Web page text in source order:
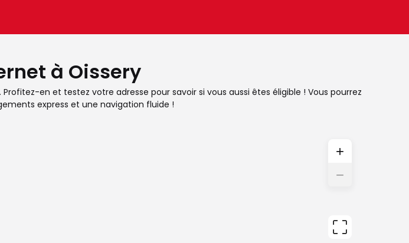
à Oissery
en et testez votre adresse pour savoir si vous aussi êtes éligible ! Vous pourrez
express et une navigation fluide !
+
−